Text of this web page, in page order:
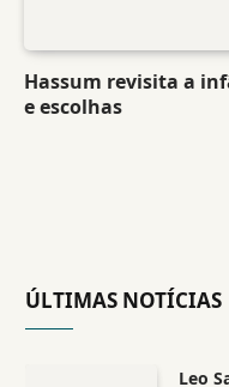
Hassum revisita a
e escolhas
ÚLTIMAS NOTÍCIAS
Leo